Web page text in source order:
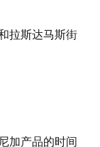
拉斯达马斯街
加产品的时间